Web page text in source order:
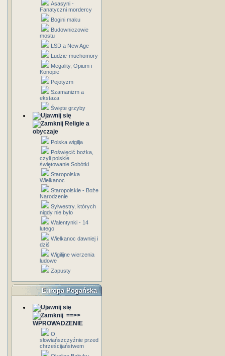
Asasyni -
Fanatyczni mordercy
Bogini maku
Budowniczowie
mostu
LSD a New Age
Ludzie-muchomory
Megality, Opium i
Konopie
Pejotyzm
Szamanizm a
ekstaza
Święte grzyby
Religie a
obyczaje
Polska wigilja
Poświęcić bożka,
czyli polskie
świętowanie Sobótki
Staropolska
Wielkanoc
Staropolskie - Boże
Narodzenie
Sylwestry, których
nigdy nie było
Walentynki - 14
lutego
Wielkanoc dawniej i
dziś
Wigilijne wierzenia
ludowe
Zapusty
Europa Pogańska
==>>
WPROWADZENIE
O
słowiańszczyźnie przed
chrześcijaństwem